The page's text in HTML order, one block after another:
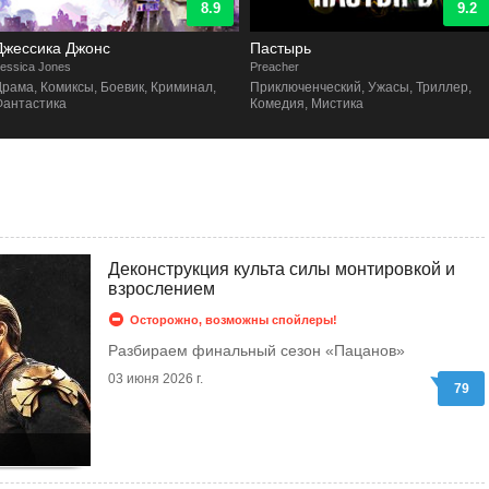
8.9
Джонс
Jones
Комиксы, Боевик, Криминал,
9.2
Пастырь
Preacher
Приключенческий, Ужасы, Триллер,
Комедия, Мистика
Деконструкция культа силы монтировкой и
взрослением
Осторожно, возможны спойлеры!
Разбираем финальный сезон «Пацанов»
03 июня 2026 г.
79